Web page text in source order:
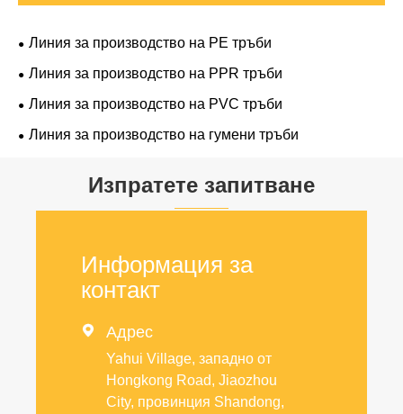
Линия за производство на PE тръби
Линия за производство на PPR тръби
Линия за производство на PVC тръби
Линия за производство на гумени тръби
Изпратете запитване
Информация за
контакт
 Адрес
Yahui Village, западно от
Hongkong Road, Jiaozhou
City, провинция Shandong,